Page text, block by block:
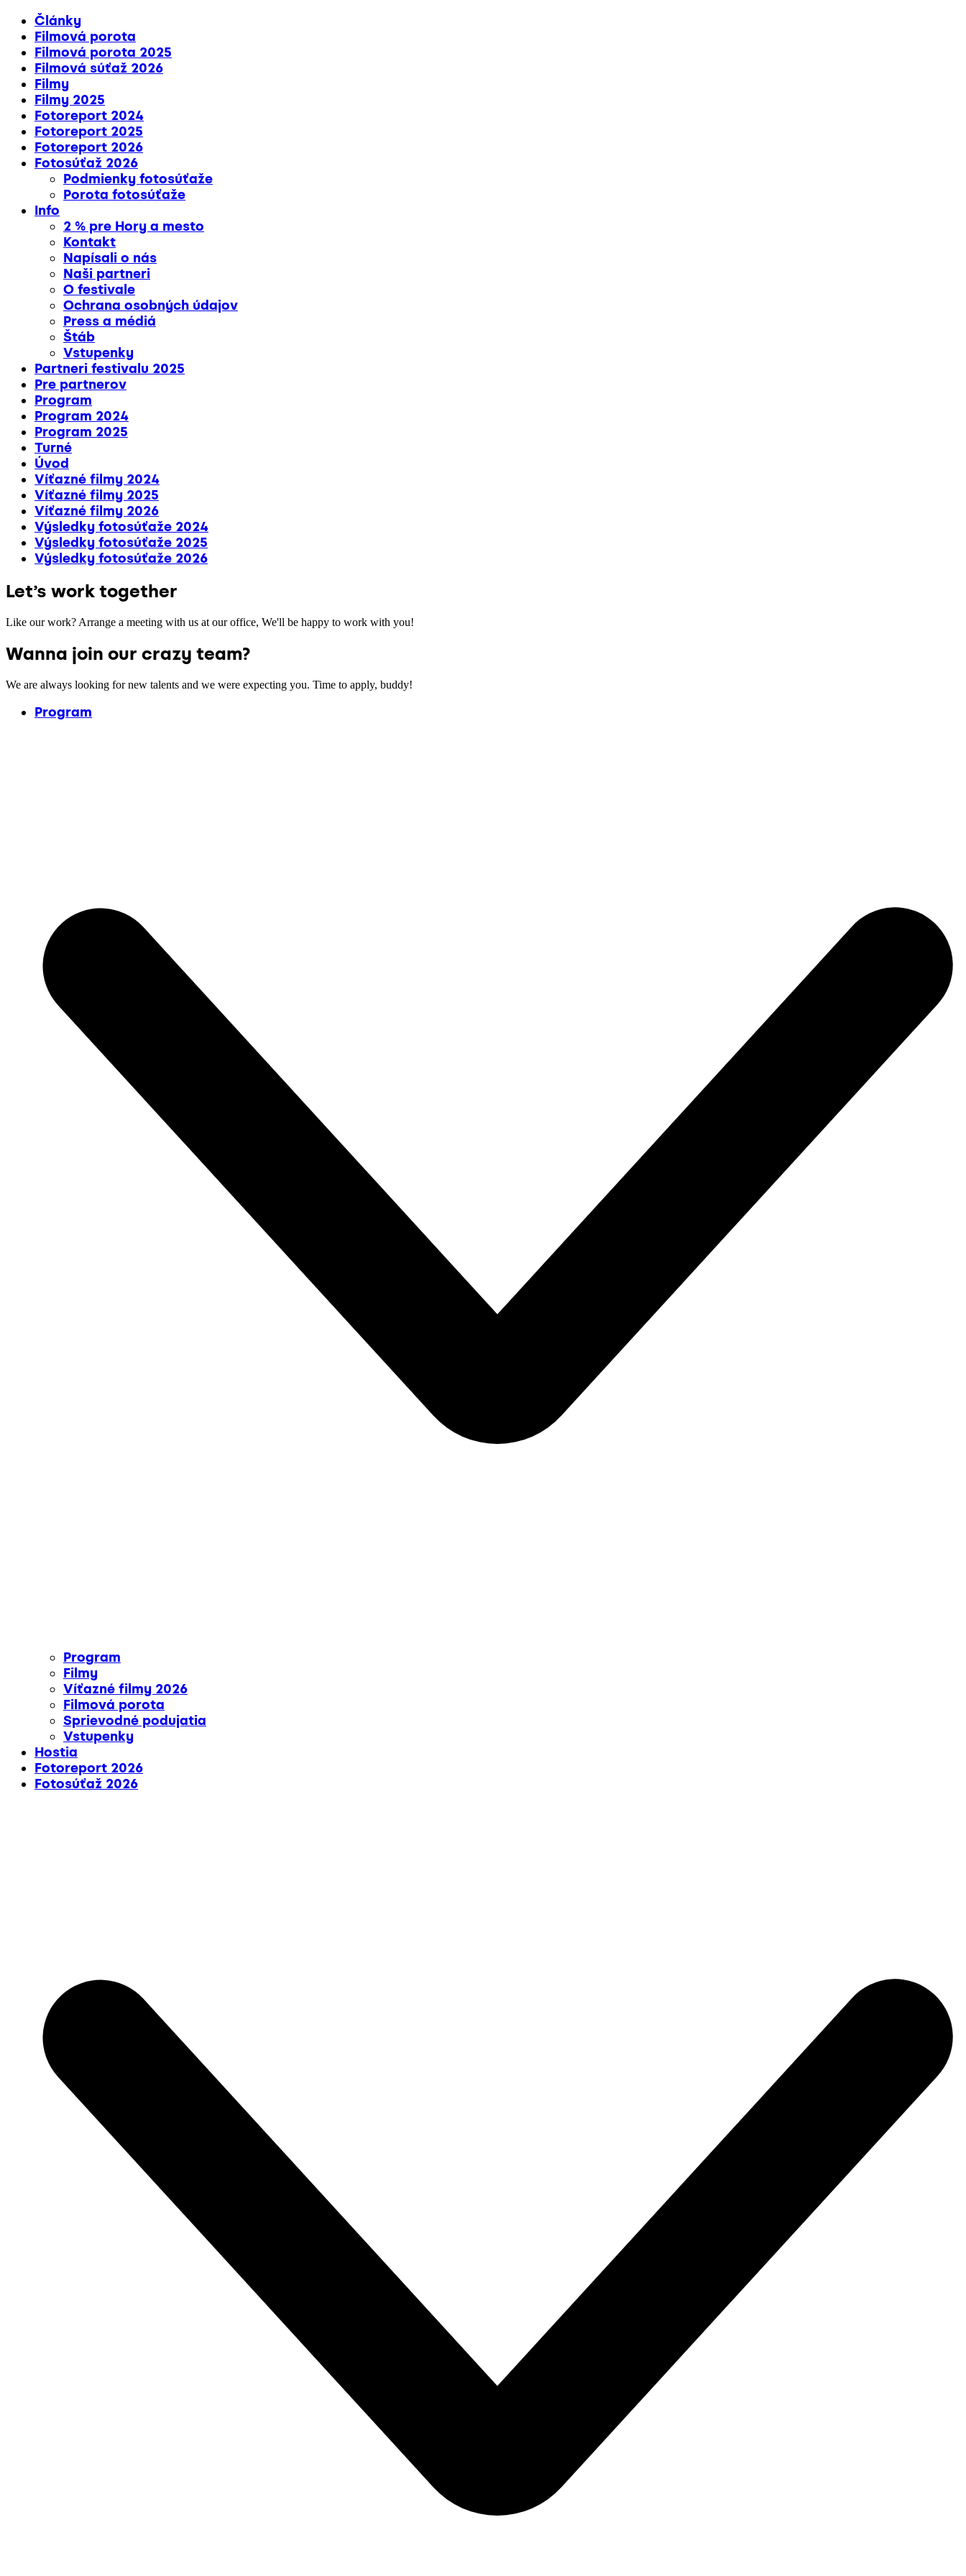
Články
Filmová porota
Filmová porota 2025
Filmová súťaž 2026
Filmy
Filmy 2025
Fotoreport 2024
Fotoreport 2025
Fotoreport 2026
Fotosúťaž 2026
Podmienky fotosúťaže
Porota fotosúťaže
Info
2 % pre Hory a mesto
Kontakt
Napísali o nás
Naši partneri
O festivale
Ochrana osobných údajov
Press a médiá
Štáb
Vstupenky
Partneri festivalu 2025
Pre partnerov
Program
Program 2024
Program 2025
Turné
Úvod
Víťazné filmy 2024
Víťazné filmy 2025
Víťazné filmy 2026
Výsledky fotosúťaže 2024
Výsledky fotosúťaže 2025
Výsledky fotosúťaže 2026
Let’s work together
Like our work? Arrange a meeting with us at our office, We'll be happy to work with you!
Wanna join our crazy team?
We are always looking for new talents and we were expecting you. Time to apply, buddy!
Program
Program
Filmy
Víťazné filmy 2026
Filmová porota
Sprievodné podujatia
Vstupenky
Hostia
Fotoreport 2026
Fotosúťaž 2026